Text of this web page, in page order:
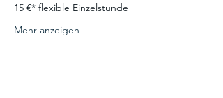
15 €* flexible Einzelstunde
Mehr anzeigen